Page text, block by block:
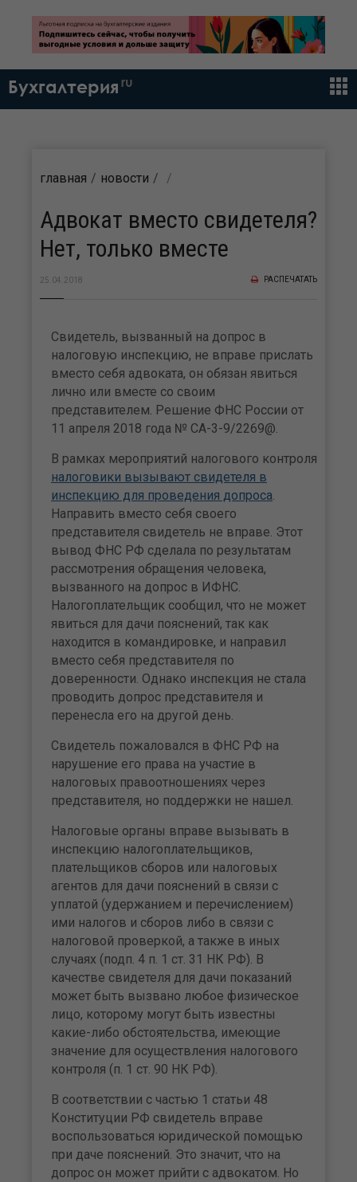
Бухгалтерия ru
главная новости
Адвокат вместо свидетеля?
Нет, только вместе
25.04.2018 РАСПЕЧАТАТЬ
Свидетель, вызванный на допрос в
налоговую инспекцию, не вправе прислать
вместо себя адвоката, он обязан явиться
лично или вместе со своим
представителем. Решение ФНС России от
11 апреля 2018 года № СА-3-9/2269@.
В рамках мероприятий налогового контроля
налоговики вызывают свидетеля в
инспекцию для проведения допроса.
Направить вместо себя своего
представителя свидетель не вправе. Этот
вывод ФНС РФ сделала по результатам
рассмотрения обращения человека,
вызванного на допрос в ИФНС.
Налогоплательщик сообщил, что не может
явиться для дачи пояснений, так как
находится в командировке, и направил
вместо себя представителя по
доверенности. Однако инспекция не стала
проводить допрос представителя и
перенесла его на другой день.
Свидетель пожаловался в ФНС РФ на
нарушение его права на участие в
налоговых правоотношениях через
представителя, но поддержки не нашел.
Налоговые органы вправе вызывать в
инспекцию налогоплательщиков,
плательщиков сборов или налоговых
агентов для дачи пояснений в связи с
уплатой (удержанием и перечислением)
ими налогов и сборов либо в связи с
налоговой проверкой, а также в иных
случаях (подп. 4 п. 1 ст. 31 НК РФ). В
качестве свидетеля для дачи показаний
может быть вызвано любое физическое
лицо, которому могут быть известны
какие-либо обстоятельства, имеющие
значение для осуществления налогового
контроля (п. 1 ст. 90 НК РФ).
В соответствии с частью 1 статьи 48
Конституции РФ свидетель вправе
воспользоваться юридической помощью
при даче пояснений. Это значит, что на
допрос он может прийти с адвокатом. Но